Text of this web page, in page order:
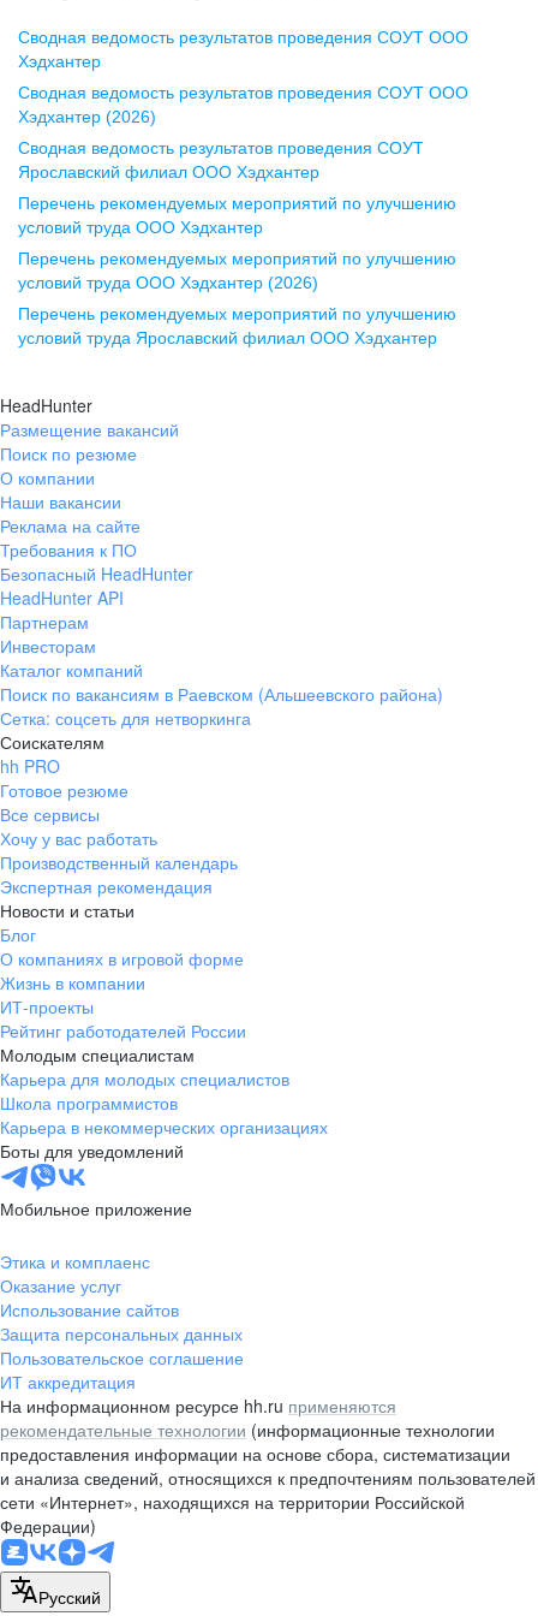
Воронеж
ул. Комиссаржевской, д. 10,
офис 1212
+7 473 280-05-05
pr@vrn.hh.ru
ул. Спартаковская, д. 2А, этаж 3,
помещение 15
+7 843 212-12-50
Екатеринбург
ул. Боевых Дружин, стр. 20,
+7 343 226-79-99
pr@ural.hh.ru
ул. Янковского, д. 169, 7 этаж,
706 каб.
+7 861 205-55-57
pr@krd.hh.ru
Владивосток
пер. Ланинский д. 4, офис 3.4
+7 423 202-33-28
pr@dv.hh.ru
Новосибирск
ул. Большевистская, д. 35,
помещение 21
+7 383 207-94-64
pr@nsk.hh.ru
Минск
пр-т Дзержинского, д. 57,
10 этаж, помещение 45-1
pr@rabota.by
Алматы
пр. Абая, д. 151, БЦ Алатау,
12 этаж, офис 1209
+7 727 232-13-13
pr@headhunter.com.kz
Сводная ведомость результатов проведения СОУТ ООО
Хэдхантер
Сводная ведомость результатов проведения СОУТ ООО
Хэдхантер (2026)
Сводная ведомость результатов проведения СОУТ
Ярославский филиал ООО Хэдхантер
Перечень рекомендуемых мероприятий по улучшению
условий труда ООО Хэдхантер
Перечень рекомендуемых мероприятий по улучшению
условий труда ООО Хэдхантер (2026)
Перечень рекомендуемых мероприятий по улучшению
условий труда Ярославский филиал ООО Хэдхантер
HeadHunter
Размещение вакансий
Поиск по резюме
О компании
Наши вакансии
Реклама на сайте
Требования к ПО
Безопасный HeadHunter
HeadHunter API
Партнерам
Инвесторам
Каталог компаний
Поиск по вакансиям в Раевском (Альшеевского района)
Сетка: соцсеть для нетворкинга
Соискателям
hh PRO
Готовое резюме
Все сервисы
Хочу у вас работать
Производственный календарь
Экспертная рекомендация
Новости и статьи
Блог
О компаниях в игровой форме
Жизнь в компании
ИТ-проекты
Рейтинг работодателей России
Молодым специалистам
Карьера для молодых специалистов
Школа программистов
Карьера в некоммерческих организациях
Боты для уведомлений
Мобильное приложение
Этика и комплаенс
Оказание услуг
Использование сайтов
Защита персональных данных
Пользовательское соглашение
ИТ аккредитация
На информационном ресурсе hh.ru применяются
рекомендательные технологии (информационные технологии
предоставления информации на основе сбора, систематизации
и анализа сведений, относящихся к предпочтениям пользователей
сети «Интернет», находящихся на территории Российской
Федерации)
Русский